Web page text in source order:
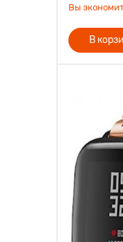
Вы
В